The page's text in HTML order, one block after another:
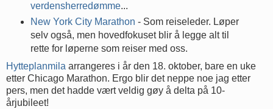
verdensherredømme...
New York City Marathon - Som reiseleder. Løper
selv også, men hovedfokuset blir å legge alt til
rette for løperne som reiser med oss.
Hytteplanmila arrangeres i år den 18. oktober, bare en uke
etter Chicago Marathon. Ergo blir det neppe noe jag etter
pers, men det hadde vært veldig gøy å delta på 10-
årjubileet!